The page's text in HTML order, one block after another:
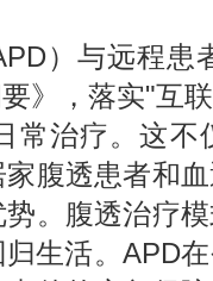
）与远程患
》，落实"互
常治疗。这不
腹透患者和
。腹透治疗
生活。APD